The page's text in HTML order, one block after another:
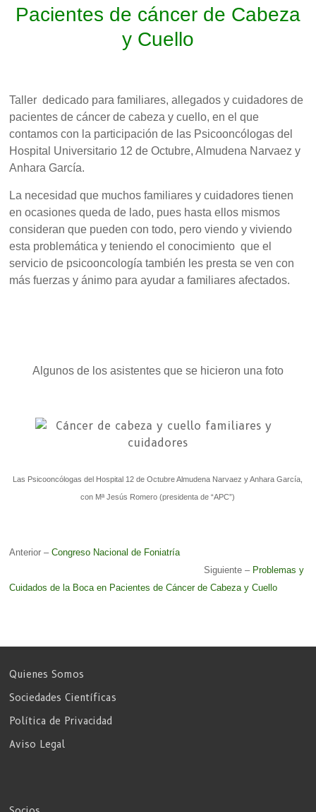
Pacientes de cáncer de Cabeza
y Cuello
Taller dedicado para familiares, allegados y cuidadores de
pacientes de cáncer de cabeza y cuello, en el que
contamos con la participación de las Psicooncólogas del
Hospital Universitario 12 de Octubre, Almudena Narvaez y
Anhara García.
La necesidad que muchos familiares y cuidadores tienen
en ocasiones queda de lado, pues hasta ellos mismos
consideran que pueden con todo, pero viendo y viviendo
esta problemática y teniendo el conocimiento que el
servicio de psicooncología también les presta se ven con
más fuerzas y ánimo para ayudar a familiares afectados.
Algunos de los asistentes que se hicieron una foto
Las Psicooncólogas del Hospital 12 de Octubre Almudena Narvaez y Anhara García,
con Mª Jesús Romero (presidenta de “APC”)
Anterior –Congreso Nacional de Foniatría
Siguiente – Problemas y
Cuidados de la Boca en Pacientes de Cáncer de Cabeza y Cuello
Quienes Somos
Sociedades Científicas
Política de Privacidad
Aviso Legal